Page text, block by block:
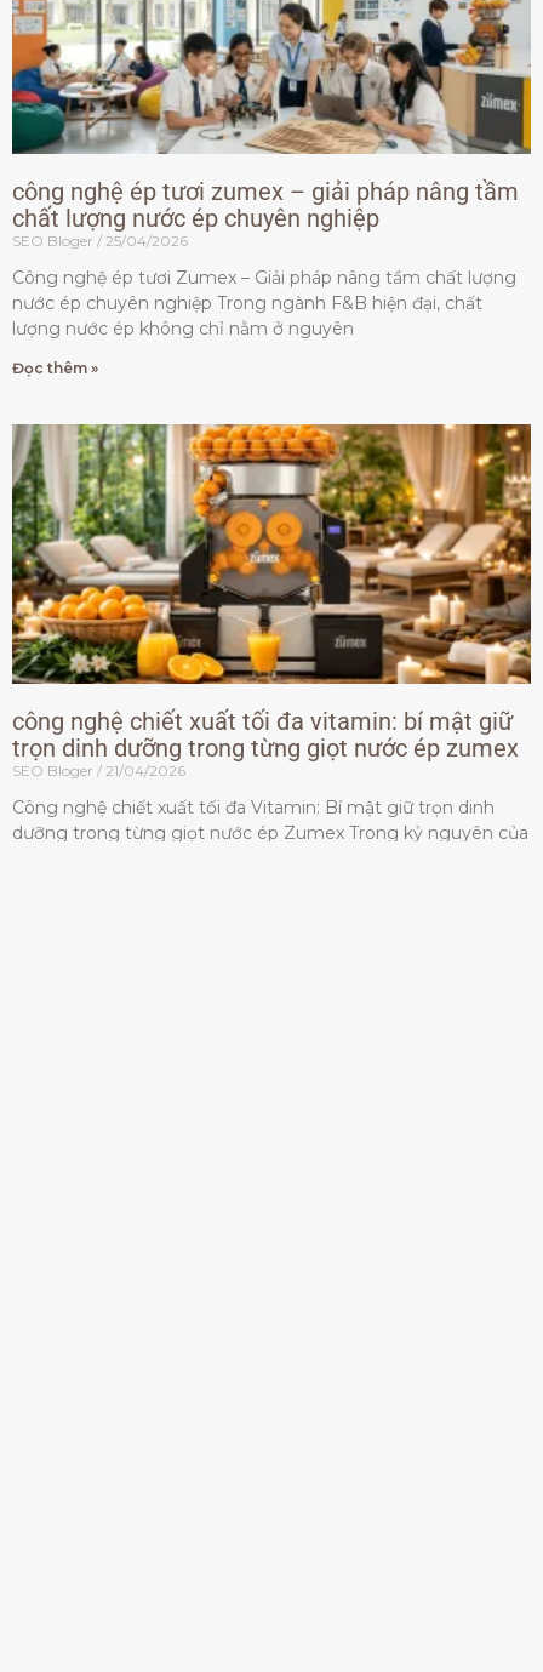
công nghệ ép tươi zumex – giải pháp nâng tầm
chất lượng nước ép chuyên nghiệp
SEO Bloger 25/04/2026
Công nghệ ép tươi Zumex – Giải pháp nâng tầm chất lượng
nước ép chuyên nghiệp Trong ngành F&B hiện đại, chất
lượng nước ép không chỉ nằm ở nguyên
Đọc thêm »
công nghệ chiết xuất tối đa vitamin: bí mật giữ
trọn dinh dưỡng trong từng giọt nước ép zumex
SEO Bloger 21/04/2026
Công nghệ chiết xuất tối đa Vitamin: Bí mật giữ trọn dinh
dưỡng trong từng giọt nước ép Zumex Trong kỷ nguyên của